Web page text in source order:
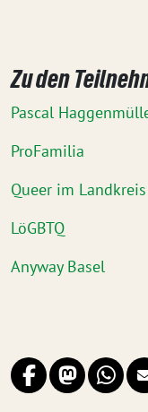
Zu den
Pascal
ProFamilia
Queer im Landkreis
LöGBTQ
Anyway Basel